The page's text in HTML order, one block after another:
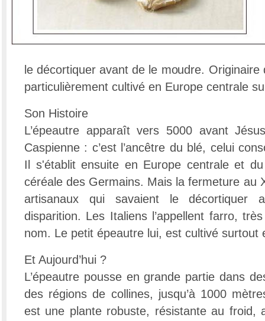
le décortiquer avant de le moudre.
particulièrement cultivé en Europe centrale
Son Histoire
L’épeautre apparaît vers 5000 avant
Caspienne : c’est l’ancêtre du blé, celui
Il s'établit ensuite en Europe centrale et
céréale des Germains. Mais la fermeture au
artisanaux qui savaient le décortiquer
disparition. Les Italiens l’appellent farro,
nom. Le petit épeautre lui, est cultivé surtout
Et Aujourd’hui ?
L’épeautre pousse en grande partie dans
des régions de collines, jusqu’à 1000
est une plante robuste, résistante au froid,